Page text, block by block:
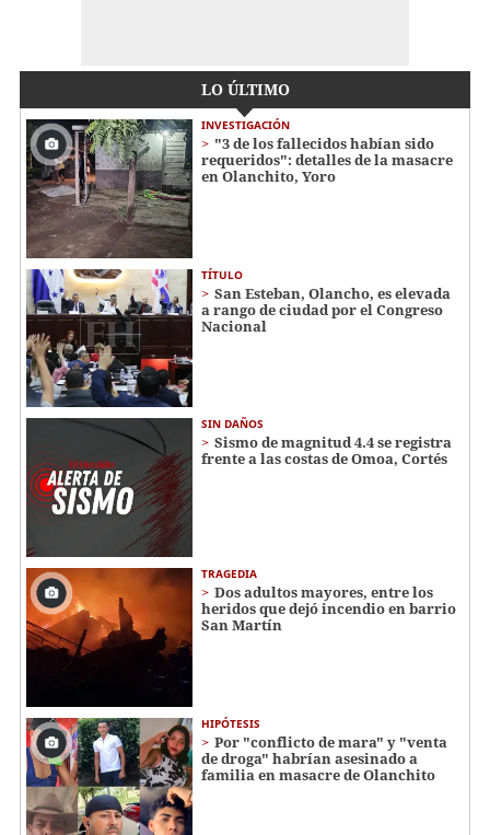
LO ÚLTIMO
INVESTIGACIÓN
"3 de los fallecidos habían sido
requeridos": detalles de la masacre
en Olanchito, Yoro
TÍTULO
San Esteban, Olancho, es elevada
a rango de ciudad por el Congreso
Nacional
SIN DAÑOS
Sismo de magnitud 4.4 se registra
frente a las costas de Omoa, Cortés
TRAGEDIA
Dos adultos mayores, entre los
heridos que dejó incendio en barrio
San Martín
HIPÓTESIS
Por "conflicto de mara" y "venta
de droga" habrían asesinado a
familia en masacre de Olanchito